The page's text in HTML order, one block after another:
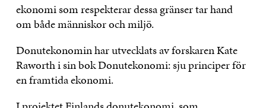
ekonomi som respekterar dessa gränser tar hand
om både människor och miljö.
Donutekonomin har utvecklats av forskaren Kate
Raworth i sin bok Donutekonomi: sju principer för
en framtida ekonomi.